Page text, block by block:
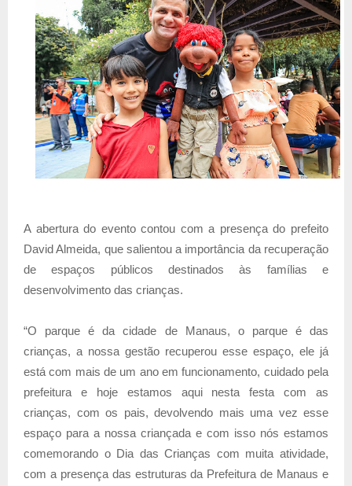
A abertura do evento contou com a presença do prefeito
David Almeida, que salientou a importância da recuperação
de espaços públicos destinados às famílias e
desenvolvimento das crianças.
“O parque é da cidade de Manaus, o parque é das
crianças, a nossa gestão recuperou esse espaço, ele já
está com mais de um ano em funcionamento, cuidado pela
prefeitura e hoje estamos aqui nesta festa com as
crianças, com os pais, devolvendo mais uma vez esse
espaço para a nossa criançada e com isso nós estamos
comemorando o Dia das Crianças com muita atividade,
com a presença das estruturas da Prefeitura de Manaus e